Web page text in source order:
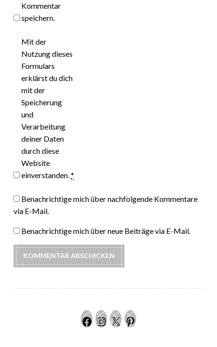
Kommentar
speichern.
Mit der
Nutzung dieses
Formulars
erklärst du dich
mit der
Speicherung
und
Verarbeitung
deiner Daten
durch diese
Website
einverstanden. *
Benachrichtige mich über nachfolgende Kommentare
via E-Mail.
Benachrichtige mich über neue Beiträge via E-Mail.
Facebook
Instagram
Twitter